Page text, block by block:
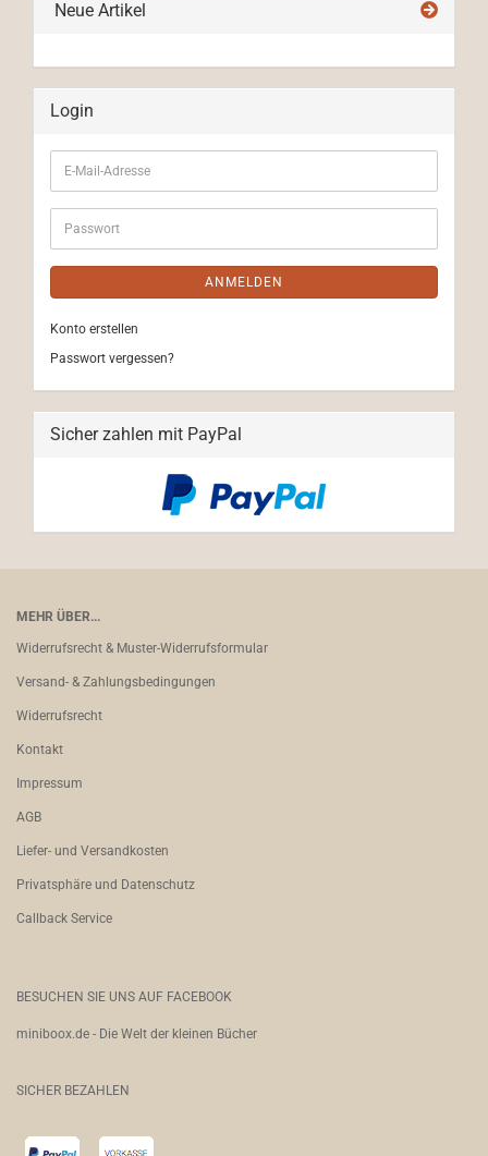
Neue Artikel
Login
E-
Mail-
Adresse
Passwort
ANMELDEN
Konto erstellen
Passwort vergessen?
Sicher zahlen mit PayPal
MEHR ÜBER...
Widerrufsrecht & Muster-Widerrufsformular
Versand- & Zahlungsbedingungen
Widerrufsrecht
Kontakt
Impressum
AGB
Liefer- und Versandkosten
Privatsphäre und Datenschutz
Callback Service
BESUCHEN SIE UNS AUF FACEBOOK
miniboox.de - Die Welt der kleinen Bücher
SICHER BEZAHLEN